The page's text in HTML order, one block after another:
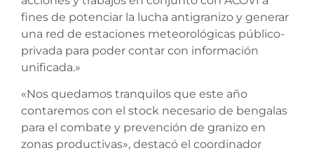
fines de potenciar la lucha antigranizo y generar
una red de estaciones meteorológicas público-
privada para poder contar con información
unificada.»
«Nos quedamos tranquilos que este año
contaremos con el stock necesario de bengalas
para el combate y prevención de granizo en
zonas productivas», destacó el coordinador